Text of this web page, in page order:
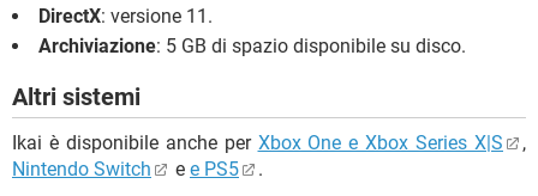
DirectX: versione 11.
Archiviazione: 5 GB di spazio disponibile su disco.
Altri sistemi
Ikai è disponibile anche per Xbox One e Xbox Series X|S
,
Nintendo Switch
e e PS5 .